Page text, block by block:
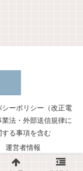
シーポリシー（改正電
業法・外部送信規律に
する事項を含む
運営者情報
.